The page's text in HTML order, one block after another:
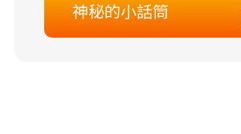
神秘的小話筒